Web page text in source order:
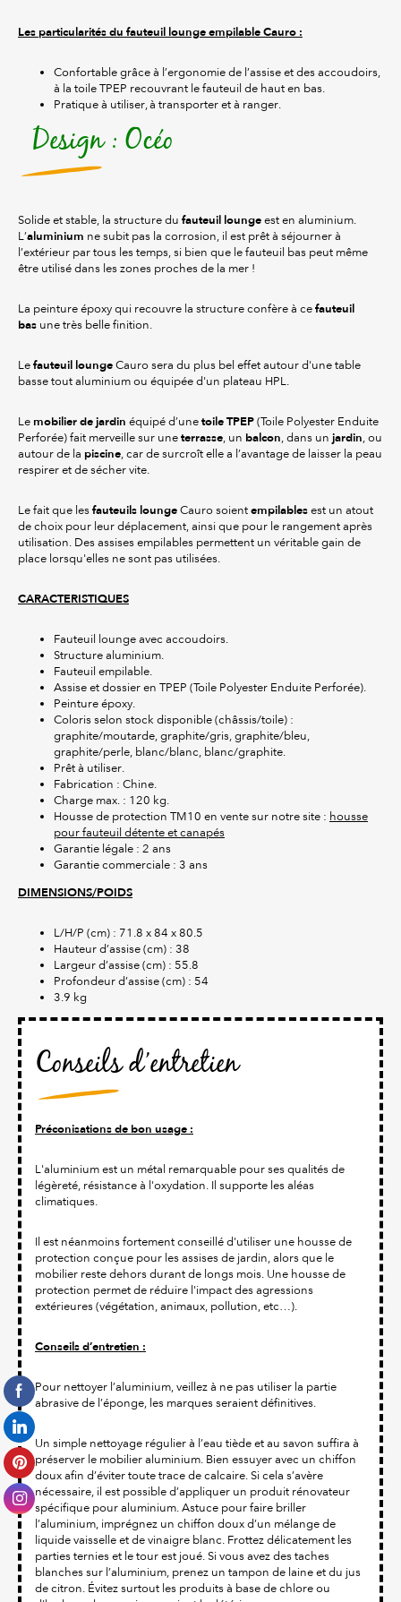
Les particularités du fauteuil lounge empilable Cauro :
Confortable grâce à l’ergonomie de l’assise et des accoudoirs,
à la toile TPEP recouvrant le fauteuil de haut en bas.
Pratique à utiliser, à transporter et à ranger.
Design : Océo
Solide et stable, la structure du fauteuil lounge est en aluminium.
L’aluminium ne subit pas la corrosion, il est prêt à séjourner à
l’extérieur par tous les temps, si bien que le fauteuil bas peut même
être utilisé dans les zones proches de la mer !
La peinture époxy qui recouvre la structure confère à ce fauteuil
bas une très belle finition.
Le fauteuil lounge Cauro sera du plus bel effet autour d'une table
basse tout aluminium ou équipée d'un plateau HPL.
Le mobilier de jardin équipé d’une toile TPEP (Toile Polyester Enduite
Perforée) fait merveille sur une terrasse, un balcon, dans un jardin, ou
autour de la piscine, car de surcroît elle a l’avantage de laisser la peau
respirer et de sécher vite.
Le fait que les fauteuils lounge Cauro soient empilables est un atout
de choix pour leur déplacement, ainsi que pour le rangement après
utilisation. Des assises empilables permettent un véritable gain de
place lorsqu'elles ne sont pas utilisées.
CARACTERISTIQUES
Fauteuil lounge avec accoudoirs.
Structure aluminium.
Fauteuil empilable.
Assise et dossier en TPEP (Toile Polyester Enduite Perforée).
Peinture époxy.
Coloris selon stock disponible (châssis/toile) :
graphite/moutarde, graphite/gris, graphite/bleu,
graphite/perle, blanc/blanc, blanc/graphite.
Prêt à utiliser.
Fabrication : Chine.
Charge max. : 120 kg.
Housse de protection TM10 en vente sur notre site : housse
pour fauteuil détente et canapés
Garantie légale : 2 ans
Garantie commerciale : 3 ans
DIMENSIONS/POIDS
L/H/P (cm) : 71.8 x 84 x 80.5
Hauteur d’assise (cm) : 38
Largeur d’assise (cm) : 55.8
Profondeur d’assise (cm) : 54
3.9 kg
Conseils d’entretien
Préconisations de bon usage :
L'aluminium est un métal remarquable pour ses qualités de
légèreté, résistance à l'oxydation. Il supporte les aléas
climatiques.
Il est néanmoins fortement conseillé d'utiliser une housse de
protection conçue pour les assises de jardin, alors que le
mobilier reste dehors durant de longs mois. Une housse de
protection permet de réduire l'impact des agressions
extérieures (végétation, animaux, pollution, etc…).
Conseils d’entretien :
Pour nettoyer l’aluminium, veillez à ne pas utiliser la partie
abrasive de l’éponge, les marques seraient définitives.
Un simple nettoyage régulier à l’eau tiède et au savon suffira à
préserver le mobilier aluminium. Bien essuyer avec un chiffon
doux afin d’éviter toute trace de calcaire. Si cela s’avère
nécessaire, il est possible d’appliquer un produit rénovateur
spécifique pour aluminium. Astuce pour faire briller
l’aluminium, imprégnez un chiffon doux d’un mélange de
liquide vaisselle et de vinaigre blanc. Frottez délicatement les
parties ternies et le tour est joué. Si vous avez des taches
blanches sur l’aluminium, prenez un tampon de laine et du jus
de citron. Évitez surtout les produits à base de chlore ou